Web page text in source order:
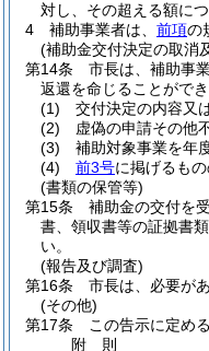
対し、その超える額に
4
補助事業者は、 前項の
(補助金交付決定の取消
第14条
市長は、補助事
返還を命じることができ
(1)
交付決定の内容又
(2)
虚偽の申請その他
(3)
補助対象事業を年
(4)
前3号に掲げるも
(書類の保管等)
第15条
補助金の交付を
書、領収書等の証拠書類
い。
(報告及び調査)
第16条
市長は、必要が
(その他)
第17条
この告示に定め
附 則